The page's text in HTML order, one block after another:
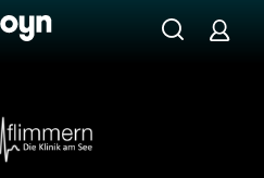
Folge 72